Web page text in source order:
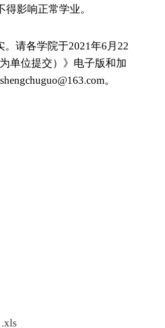
影响正常学业。
。请各学院于2021年6月 22
单位提交）》电子版和加
。